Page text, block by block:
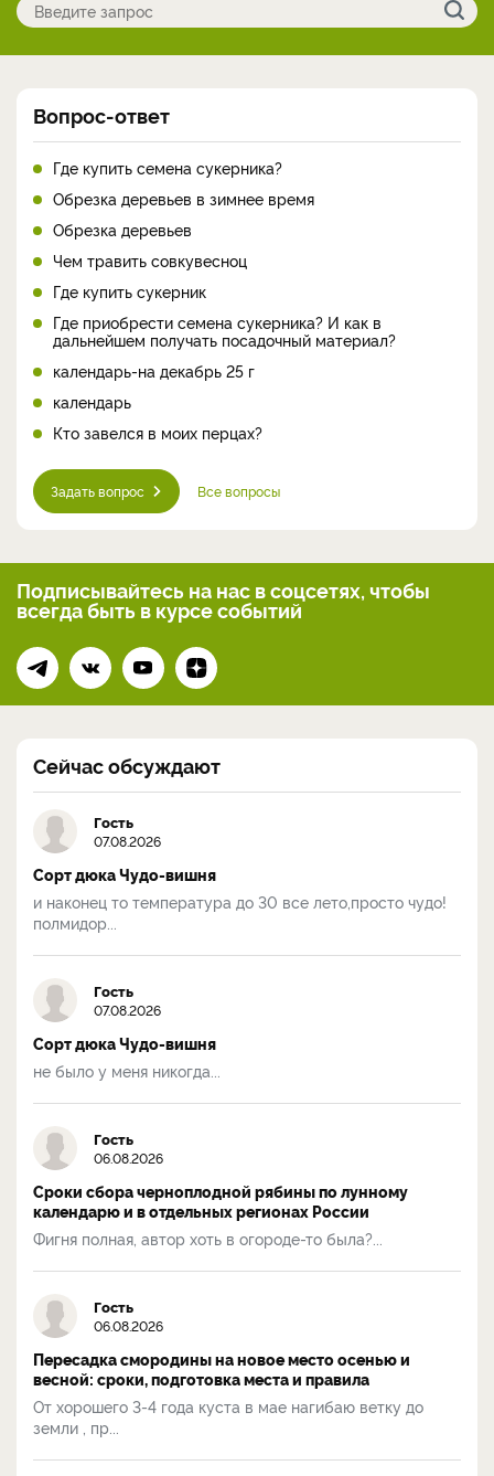
Вопрос-ответ
Где купить семена сукерника?
Обрезка деревьев в зимнее время
Обрезка деревьев
Чем травить совкувесноц
Где купить сукерник
Где приобрести семена сукерника? И как в
дальнейшем получать посадочный материал?
календарь-на декабрь 25 г
календарь
Кто завелся в моих перцах?
Задать вопрос Все вопросы
Подписывайтесь на нас в соцсетях, чтобы
всегдабыть в курсе событий
Сейчас обсуждают
Гость
07.08.2026
Сорт дюка Чудо-вишня
и наконец то температура до 30 все лето,просто чудо!
полмидор...
Гость
07.08.2026
Сорт дюка Чудо-вишня
не было у меня никогда...
Гость
06.08.2026
Сроки сбора черноплодной рябины по лунному
календарю и в отдельных регионах России
Фигня полная, автор хоть в огороде-то была?...
Гость
06.08.2026
Пересадка смородины на новое место осенью и
весной: сроки, подготовка места и правила
От хорошего 3-4 года куста в мае нагибаю ветку до
земли , пр...